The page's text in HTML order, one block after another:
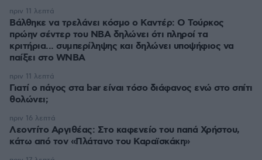
Βάλθηκε να τρελάνει κόσμο ο Καντέρ: Ο Τούρκος
πρώην σέντερ του NBA δηλώνει ότι πληροί τα
κριτήρια... συμπερίληψης και δηλώνει υποψήφιος να
παίξει στο WNBA
πριν 11 λεπτά
Γιατί ο πάγος στα bar είναι τόσο διάφανος ενώ στο σπίτι
θολώνει;
πριν 11 λεπτά
Λεοντίτο Αργιθέας: Στο καφενείο του παπά Χρήστου,
κάτω από τον «Πλάτανο του Καραϊσκάκη»
πριν 16 λεπτά